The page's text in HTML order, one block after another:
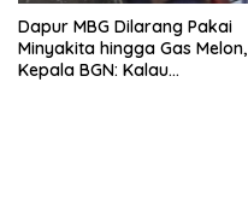
Dapur MBG Dilarang Pakai
Minyakita hingga Gas Melon,
Kepala BGN: Kalau